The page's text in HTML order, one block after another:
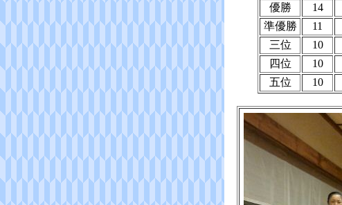
優勝
14
準優勝
11
三位
10
四位
10
五位
10